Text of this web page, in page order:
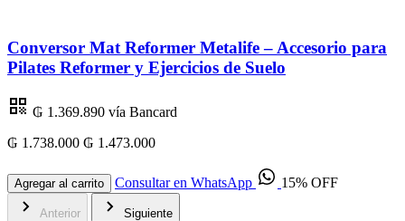
Conversor Mat Reformer Metalife – Accesorio para
Pilates Reformer y Ejercicios de Suelo
₲ 1.369.890 vía Bancard
₲ 1.738.000 ₲ 1.473.000
Agregar al carrito Consultar en WhatsApp 15% OFF
Anterior Siguiente